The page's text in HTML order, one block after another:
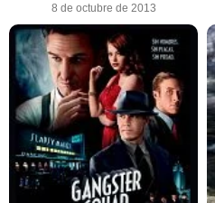
8 de octubre de 2013